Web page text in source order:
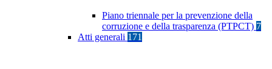
Piano triennale per la prevenzione della
corruzione e della trasparenza (PTPCT) 7
Atti generali 171